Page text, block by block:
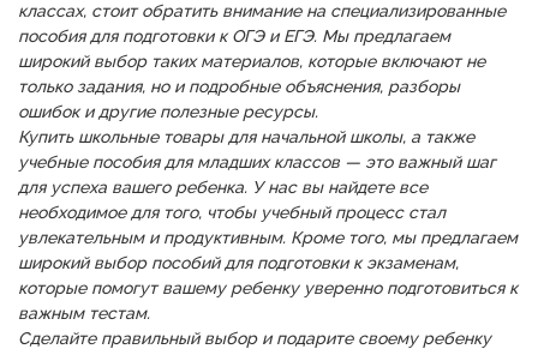
классах, стоит обратить внимание на специализированные
пособия для подготовки к ОГЭ и ЕГЭ. Мы предлагаем
широкий выбор таких материалов, которые включают не
только задания, но и подробные объяснения, разборы
ошибок и другие полезные ресурсы.
Купить школьные товары для начальной школы, а также
учебные пособия для младших классов — это важный шаг
для успеха вашего ребенка. У нас вы найдете все
необходимое для того, чтобы учебный процесс стал
увлекательным и продуктивным. Кроме того, мы предлагаем
широкий выбор пособий для подготовки к экзаменам,
которые помогут вашему ребенку уверенно подготовиться к
важным тестам.
Сделайте правильный выбор и подарите своему ребенку